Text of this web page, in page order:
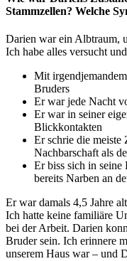
Stammzellen? Welche
Darien war ein Albtraum,
Ich habe alles versucht
Mit irgendjemandem interagieren, einschließlich seines
Bruders
Er war jede Nacht
Er war in seiner eigenen Welt mit nur minimalen
Blickkontakten
Er schrie die meiste Zeit des Tages – er war in der
Nachbarschaft als
Er biss sich in seine Hände, wenn er wütend war – er hatte
bereits Narben an
Er war damals 4,5 Jahre
Ich hatte keine familiäre
bei der Arbeit. Darien
Bruder sein. Ich erinnere
unserem Haus war – und